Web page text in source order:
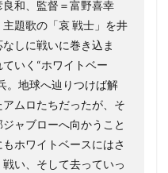
北原文枝
岡龍貴
北川勝博
川里奈
北村匠海
村弘一
北林谷栄
千本木彩花
千田光男
伸
千葉千恵巳
良和、監督＝富野喜幸
主題歌の「哀 戦士」を井
しに戦いに巻き込ま
いく“ホワイトベー
。地球へ辿りつけば解
ムロたちだったが、そ
ャブローへ向かうこと
ホワイトベースにはさ
い、そして去っていっ